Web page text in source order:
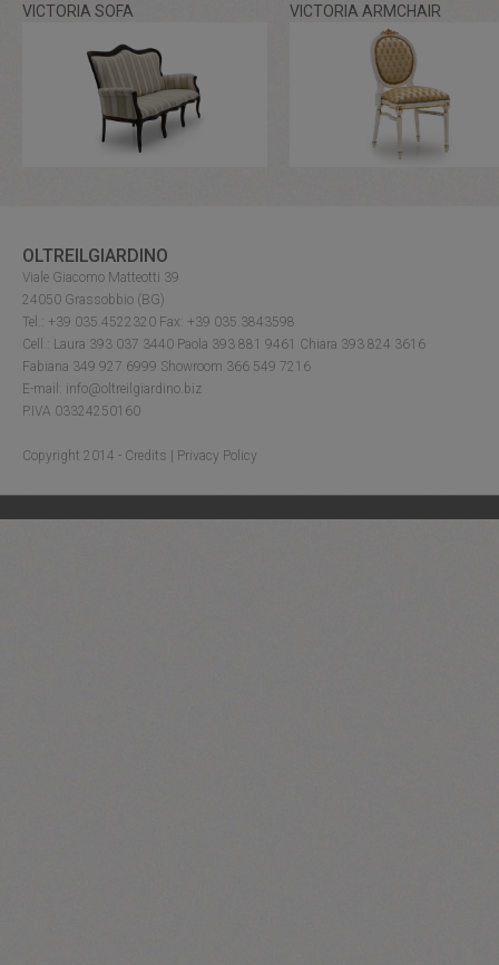
VICTORIA SOFA VICTORIA ARMCHAIR
OLTREILGIARDINO
Viale Giacomo Matteotti 39
24050 Grassobbio (BG)
Tel.: +39 035.4522320 Fax: +39 035.3843598
Cell.: Laura 393 037 3440 Paola 393 881 9461 Chiara 393 824 3616
Fabiana 349 927 6999 Showroom 366 549 7216
E-mail: info@oltreilgiardino.biz
P.IVA 03324250160
Copyright 2014 - Credits Privacy Policy